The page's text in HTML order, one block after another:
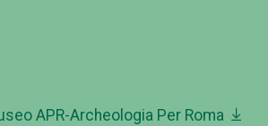
APR-Archeologia Per Roma